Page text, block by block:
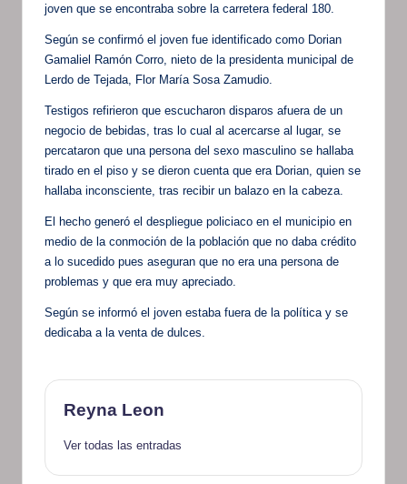
joven que se encontraba sobre la carretera federal 180.
Según se confirmó el joven fue identificado como Dorian
Gamaliel Ramón Corro, nieto de la presidenta municipal de
Lerdo de Tejada, Flor María Sosa Zamudio.
Testigos refirieron que escucharon disparos afuera de un
negocio de bebidas, tras lo cual al acercarse al lugar, se
percataron que una persona del sexo masculino se hallaba
tirado en el piso y se dieron cuenta que era Dorian, quien se
hallaba inconsciente, tras recibir un balazo en la cabeza.
El hecho generó el despliegue policiaco en el municipio en
medio de la conmoción de la población que no daba crédito
a lo sucedido pues aseguran que no era una persona de
problemas y que era muy apreciado.
Según se informó el joven estaba fuera de la política y se
dedicaba a la venta de dulces.
Reyna Leon
Ver todas las entradas